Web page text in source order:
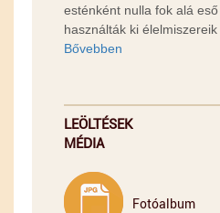
esténként nulla fok alá
használták ki élelmiszereik
Bővebben
LEÖLTÉSEK
MÉDIA
Fotóalbum